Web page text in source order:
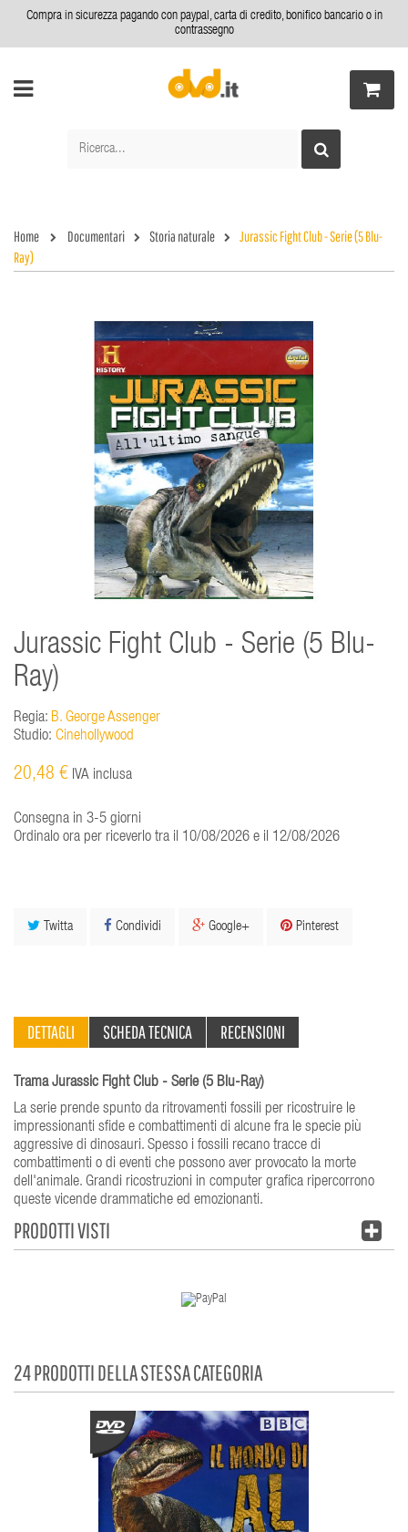
Compra in sicurezza pagando con paypal, carta di credito, bonifico bancario o in
contrassegno
Home Documentari Storia naturale
Jurassic Fight Club - Serie (5 Blu-
Ray)
Jurassic Fight Club - Serie (5 Blu-
Ray)
Regia: B. George Assenger
Studio: Cinehollywood
20,48 € IVA inclusa
Consegna in 3-5 giorni
Ordinalo ora per riceverlo tra il 10/08/2026 e il 12/08/2026
Twitta Condividi Google+ Pinterest
DETTAGLI SCHEDA TECNICA RECENSIONI
Trama Jurassic Fight Club - Serie (5 Blu-Ray)
La serie prende spunto da ritrovamenti fossili per ricostruire le
impressionanti sfide e combattimenti di alcune fra le specie più
aggressive di dinosauri. Spesso i fossili recano tracce di
combattimenti o di eventi che possono aver provocato la morte
dell'animale. Grandi ricostruzioni in computer grafica ripercorrono
queste vicende drammatiche ed emozionanti.
PRODOTTI VISTI
24 PRODOTTI DELLA STESSA CATEGORIA